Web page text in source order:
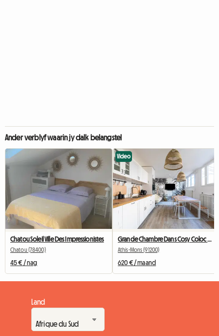
Ander verblyf waarin jy dalk belangstel
Chatou Soleil Ville Des Impressionistes
Chatou (78400)
45 € / nag
Video
Athis-Mons (91200)
620 € / maand
Land